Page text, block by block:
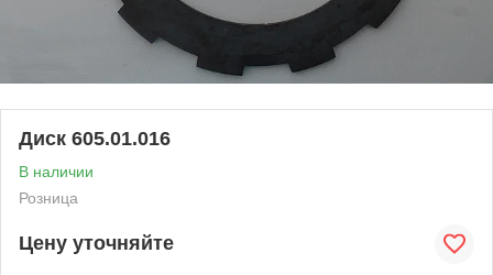
Диск 605.01.016
В наличии
Розница
Цену уточняйте